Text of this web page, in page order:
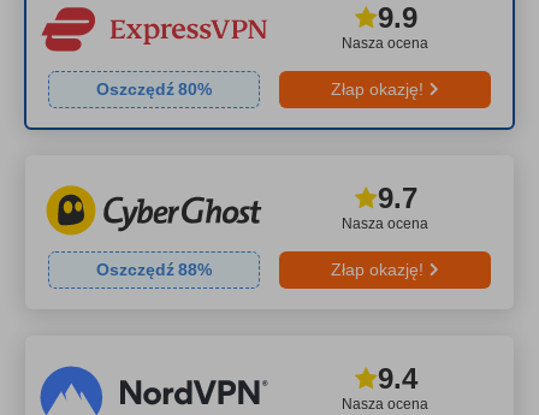
Nasza ocena
9.9
Oszczędź80% Złap okazję!
Nasza ocena
9.7
Oszczędź88% Złap okazję!
Nasza ocena
9.4